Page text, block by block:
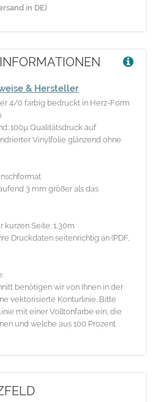
in DE)
& Hersteller
4/0 farbig bedruckt in Herz-Form
100µ Qualitätsdruck auf
Vinylfolie glänzend ohne
3 mm größer als das
kurzen Seite: 1,30m
Druckdaten seitenrichtig an (PDF,
benötigen wir von Ihnen in der
vektorisierte Konturlinie. Bitte
mit einer Volltonfarbe ein, die
und welche aus 100 Prozent